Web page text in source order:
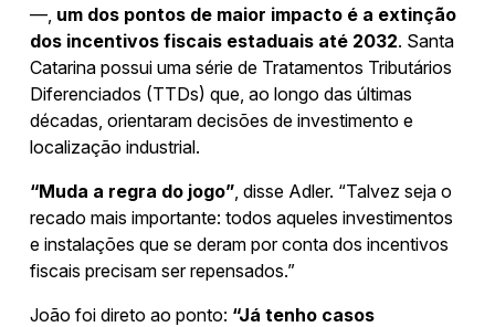
—, um dos pontos de maior impacto é a extinção
dos incentivos fiscais estaduais até 2032. Santa
Catarina possui uma série de Tratamentos Tributários
Diferenciados (TTDs) que, ao longo das últimas
décadas, orientaram decisões de investimento e
localização industrial.
“Muda a regra do jogo” , disse Adler. “Talvez seja o
recado mais importante: todos aqueles investimentos
e instalações que se deram por conta dos incentivos
fiscais precisam ser repensados.”
João foi direto ao ponto: “Já tenho casos